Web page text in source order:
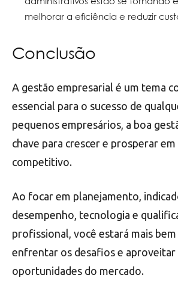
melhorar a eficiência e reduzir
Conclusão
A gestão empresarial é um tema
essencial para o sucesso de
pequenos empresários, a boa
chave para crescer e prosperar
competitivo.
Ao focar em planejamento,
desempenho, tecnologia e
profissional, você estará mais
enfrentar os desafios e aproveitar
oportunidades do mercado.